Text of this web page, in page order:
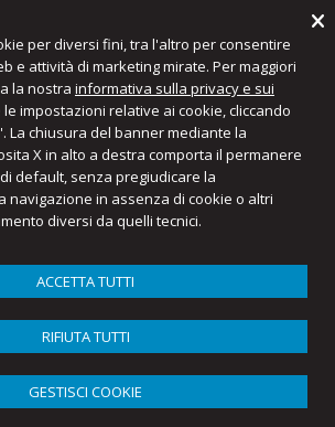
per diversi fini, tra l'altro per consentire
e attività di marketing mirate. Per maggiori
la nostra informativa sulla privacy e sui
impostazioni relative ai cookie, cliccando
La chiusura del banner mediante la
X in alto a destra comporta il permanere
default, senza pregiudicare la
navigazione in assenza di cookie o altri
diversi da quelli tecnici.
ACCETTA TUTTI
RIFIUTA TUTTI
GESTISCI COOKIE
del Lavoro
offre assistenza e consulenza per la
innovative, sia con atto notarile sia con atto tra
anche startup innovativa) è una vera e
in virtù di un oggetto sociale innovativo e ad